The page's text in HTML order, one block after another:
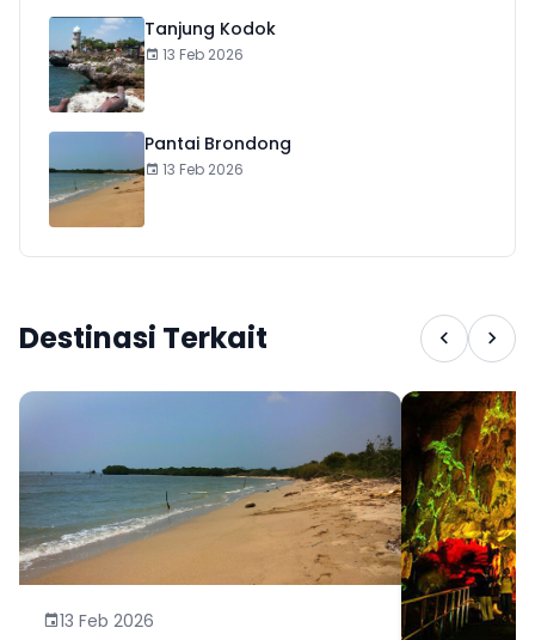
Tanjung Kodok
13 Feb 2026
Pantai Brondong
13 Feb 2026
Destinasi Terkait
13 Feb 2026